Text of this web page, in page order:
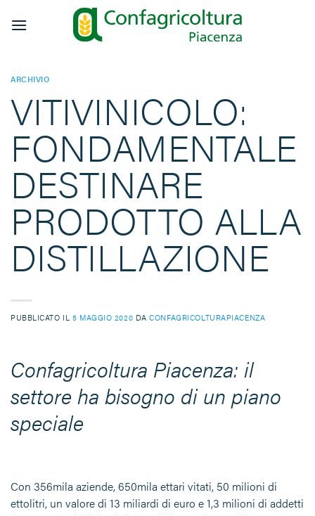
ARCHIVIO
VITIVINICOLO:
FONDAMENTALE
DESTINARE
PRODOTTO ALLA
DISTILLAZIONE
PUBBLICATO IL 5 MAGGIO 2020 DACONFAGRICOLTURAPIACENZA
Confagricoltura Piacenza: il
settore ha bisogno di un piano
speciale
Con 356mila aziende, 650mila ettari vitati, 50 milioni di
ettolitri, un valore di 13 miliardi di euro e 1,3 milioni di addetti